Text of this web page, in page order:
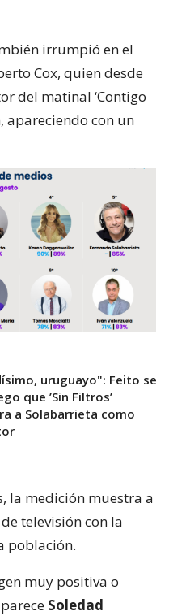
irrumpió en el
Cox, quien desde
del matinal ‘Contigo
apareciendo con un
uruguayo": Feito se
que ’Sin Filtros’
a Solabarrieta como
la medición muestra a
televisión con la
población.
muy positiva o
Soledad